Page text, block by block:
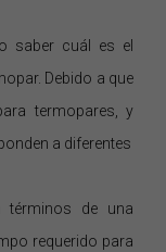
saber cuál es el
Debido a que
termopares, y
a diferentes
términos de una
requerido para